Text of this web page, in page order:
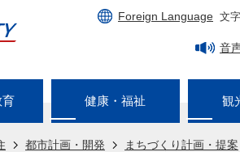
Foreign Language 文
音
育 健康・福祉 観
都市計画・開発 まちづくり計画・提案